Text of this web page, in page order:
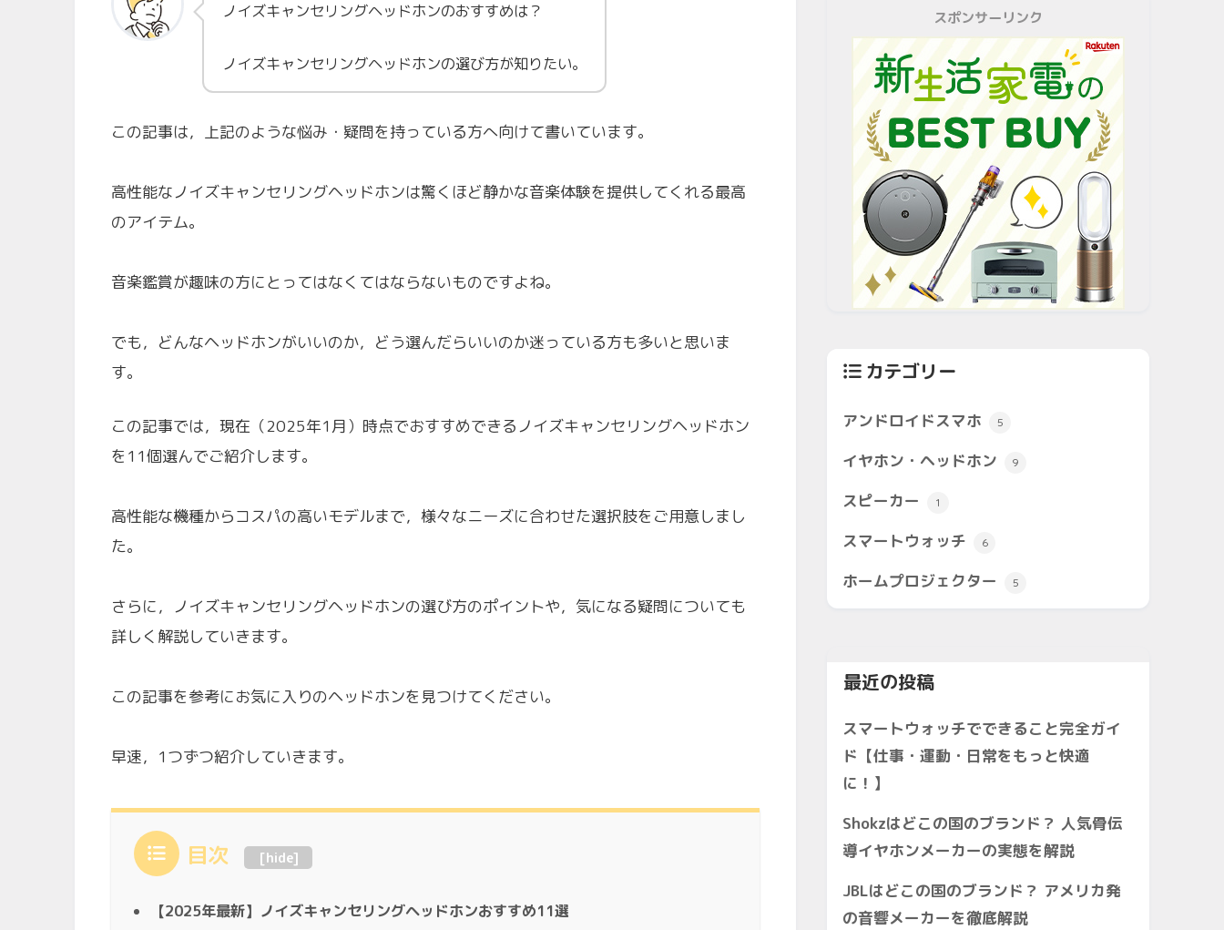
ノイズキャンセリングヘッドホンのおすすめは？
ノイズキャンセリングヘッドホンの選び方が知りたい。
この記事は，上記のような悩み・疑問を持っている方へ向けて書いています。
高性能なノイズキャンセリングヘッドホンは驚くほど静かな音楽体験を提供してくれる最高
のアイテム。
音楽鑑賞が趣味の方にとってはなくてはならないものですよね。
でも，どんなヘッドホンがいいのか，どう選んだらいいのか迷っている方も多いと思いま
す。
この記事では，現在（2025年1月）時点でおすすめできるノイズキャンセリングヘッドホン
を11個選んでご紹介します。
高性能な機種からコスパの高いモデルまで，様々なニーズに合わせた選択肢をご用意しまし
た。
さらに，ノイズキャンセリングヘッドホンの選び方のポイントや，気になる疑問についても
詳しく解説していきます。
この記事を参考にお気に入りのヘッドホンを見つけてください。
早速，1つずつ紹介していきます。
目次 [hide]
【2025年最新】ノイズキャンセリングヘッドホンおすすめ11選
スポンサーリンク
カテゴリー
アンドロイドスマホ 5
イヤホン・ヘッドホン 9
スピーカー 1
スマートウォッチ 6
ホームプロジェクター 5
最近の投稿
スマートウォッチでできること完全ガイ
ド【仕事・運動・日常をもっと快適
に！】
Shokzはどこの国のブランド？ 人気骨伝
導イヤホンメーカーの実態を解説
JBLはどこの国のブランド？ アメリカ発
の音響メーカーを徹底解説